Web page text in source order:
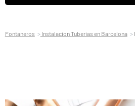
Fontaneros Instalacion Tuberias en Barcelona